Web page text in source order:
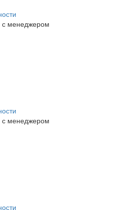
с менеджером
с менеджером